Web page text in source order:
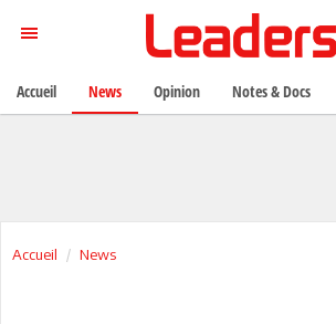
Accueil News
Accueil News Opinion Notes & Docs